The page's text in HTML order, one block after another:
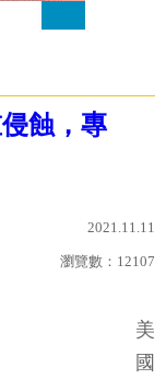
蝕，專
2021.11.11
瀏覽數： 12107
美
國